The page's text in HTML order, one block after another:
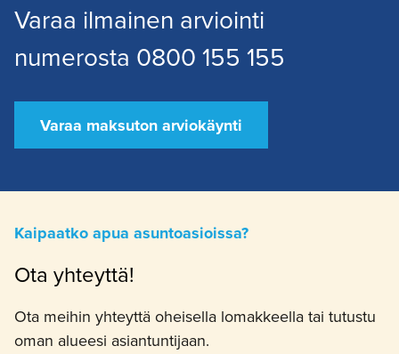
Varaa ilmainen arviointi
numerosta 0800 155 155
Varaa maksuton arviokäynti
Kaipaatko apua asuntoasioissa?
Ota yhteyttä!
Ota meihin yhteyttä oheisella lomakkeella tai tutustu
oman alueesi asiantuntijaan.